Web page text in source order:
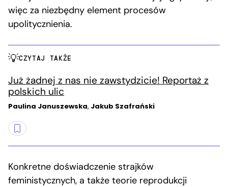
więc za niezbędny element procesów
upolitycznienia.
CZYTAJ TAKŻE
Już żadnej z nas nie zawstydzicie! Reportaż z
polskich ulic
Paulina Januszewska, Jakub Szafrański
Konkretne doświadczenie strajków
feministycznych, a także teorie reprodukcji